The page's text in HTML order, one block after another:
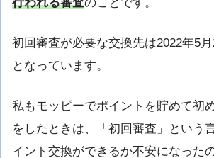
初回審査が必要な交換先は2022年5月
となっています。
私もモッピーでポイントを貯めて初
をしたときは、「初回審査」という
イント交換ができるか不安になった